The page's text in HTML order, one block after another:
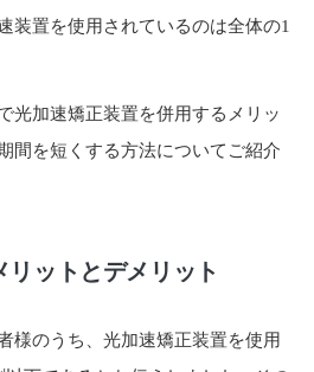
装置を使用されているのは全体の1
光加速矯正装置を併用するメリッ
間を短くする方法についてご紹介
ットとデメリット
様のうち、光加速矯正装置を使用